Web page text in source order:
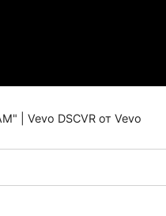
| Vevo DSCVR от Vevo